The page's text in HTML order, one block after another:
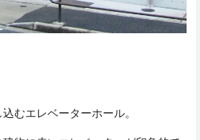
むエレベーターホール。